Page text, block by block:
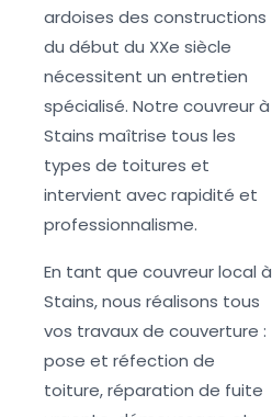
ardoises des constructions
du début du XXe siècle
nécessitent un entretien
spécialisé. Notre couvreur à
Stains maîtrise tous les
types de toitures et
intervient avec rapidité et
professionnalisme.
En tant que couvreur local à
Stains, nous réalisons tous
vos travaux de couverture :
pose et réfection de
toiture, réparation de fuite